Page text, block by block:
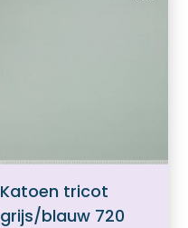
Katoen tricot
grijs/blauw 720